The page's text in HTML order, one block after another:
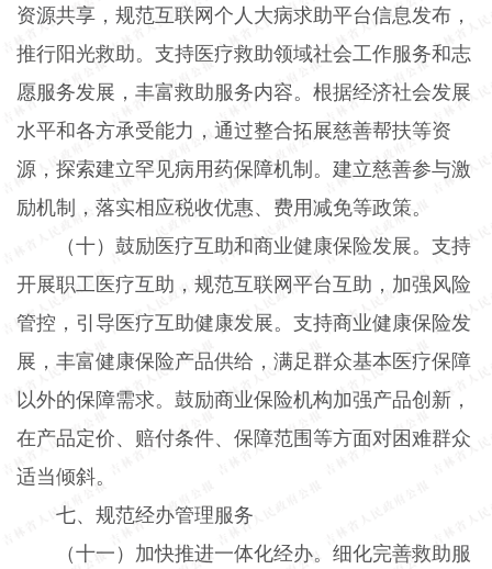
资源共享，规范互联网个人大病求助平台信息发布，
推行阳光救助。支持医疗救助领域社会工作服务和志
愿服务发展，丰富救助服务内容。根据经济社会发展
水平和各方承受能力，通过整合拓展慈善帮扶等资
源，探索建立罕见病用药保障机制。建立慈善参与激
励机制，落实相应税收优惠、费用减免等政策。
（十）鼓励医疗互助和商业健康保险发展。支持
开展职工医疗互助，规范互联网平台互助，加强风险
管控，引导医疗互助健康发展。支持商业健康保险发
展，丰富健康保险产品供给，满足群众基本医疗保障
以外的保障需求。鼓励商业保险机构加强产品创新，
在产品定价、赔付条件、保障范围等方面对困难群众
适当倾斜。
七、规范经办管理服务
（十一）加快推进一体化经办。细化完善救助服